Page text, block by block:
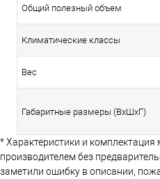
Общий полезный объем
Климатические классы
Вес
Габаритные размеры (ВхШхГ)
* Характеристики и
производителем без
заметили ошибку в описании,